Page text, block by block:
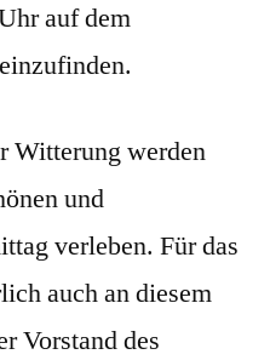
auf dem
Witterung werden
und
verleben. Für das
auch an diesem
Vorstand des